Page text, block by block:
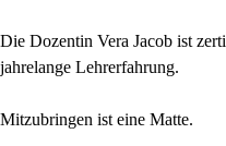
Die Dozentin Vera Jacob ist
jahrelange Lehrerfahrung.
Mitzubringen ist eine Matte.